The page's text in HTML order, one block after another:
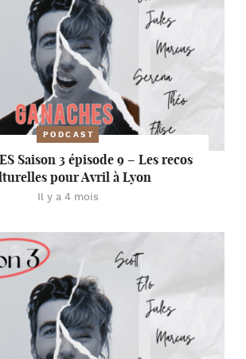
PODCAST
Saison 3 épisode 9 – Les recos
pour Avril à Lyon
Il y a 4 mois